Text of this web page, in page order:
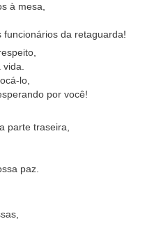
à mesa,
da retaguarda!
lo,
por você!
parte traseira,
paz.